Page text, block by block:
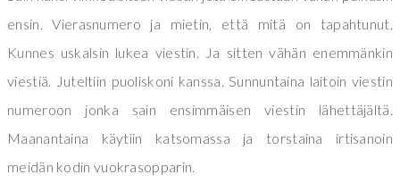
ensin. Vierasnumero ja mietin, että mitä on tapahtunut.
Kunnes uskalsin lukea viestin. Ja sitten vähän enemmänkin
viestiä. Juteltiin puoliskoni kanssa. Sunnuntaina laitoin viestin
numeroon jonka sain ensimmäisen viestin lähettäjältä.
Maanantaina käytiin katsomassa ja torstaina irtisanoin
meidän kodin vuokrasopparin.